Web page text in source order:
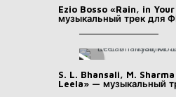
Ezio Bosso «Rain, in
музыкальный трек для
S. L. Bhansali, M.
Leela» — музыкальный